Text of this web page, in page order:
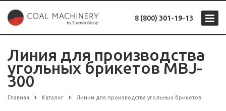
8 (800) 301-19-13
Линия для производства
угольных брикетов MBJ-
300
Главная Каталог Линии для производства угольных брикетов